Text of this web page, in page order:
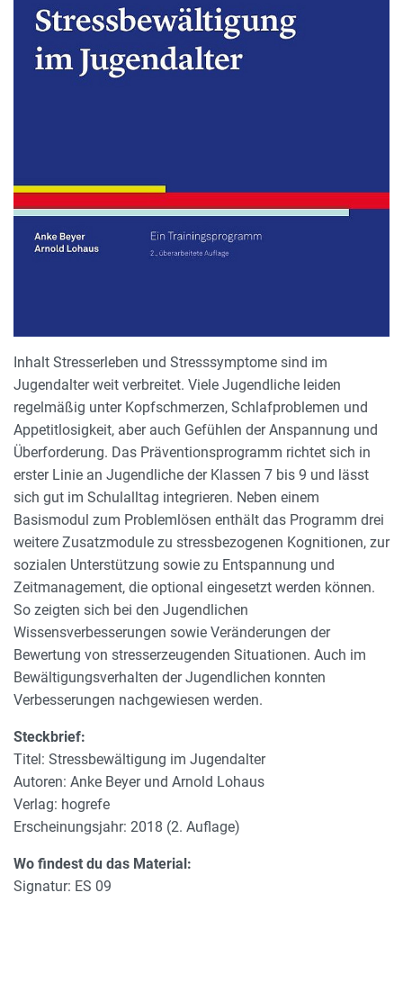
Inhalt Stresserleben und Stresssymptome sind im
Jugendalter weit verbreitet. Viele Jugendliche leiden
regelmäßig unter Kopfschmerzen, Schlafproblemen und
Appetitlosigkeit, aber auch Gefühlen der Anspannung und
Überforderung. Das Präventionsprogramm richtet sich in
erster Linie an Jugendliche der Klassen 7 bis 9 und lässt
sich gut im Schulalltag integrieren. Neben einem
Basismodul zum Problemlösen enthält das Programm drei
weitere Zusatzmodule zu stressbezogenen Kognitionen, zur
sozialen Unterstützung sowie zu Entspannung und
Zeitmanagement, die optional eingesetzt werden können.
So zeigten sich bei den Jugendlichen
Wissensverbesserungen sowie Veränderungen der
Bewertung von stresserzeugenden Situationen. Auch im
Bewältigungsverhalten der Jugendlichen konnten
Verbesserungen nachgewiesen werden.
Steckbrief:
Titel: Stressbewältigung im Jugendalter
Autoren: Anke Beyer und Arnold Lohaus
Verlag: hogrefe
Erscheinungsjahr: 2018 (2. Auflage)
Wo findest du das Material:
Signatur: ES 09